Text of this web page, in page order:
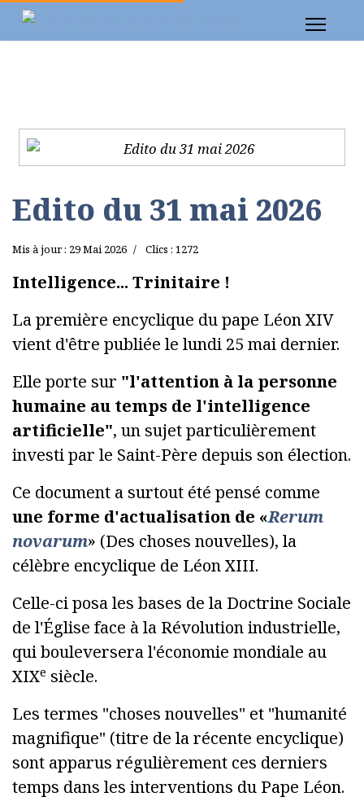
Edito du 31 mai 2026
Mis à jour : 29 Mai 2026 Clics : 1272
Intelligence... Trinitaire !
La première encyclique du pape Léon XIV
vient d'être publiée le lundi 25 mai dernier.
Elle porte sur "l'attention à la personne
humaine au temps de l'intelligence
artificielle", un sujet particulièrement
investi par le Saint-Père depuis son élection.
Ce document a surtout été pensé comme
une forme d'actualisation de «Rerum
novarum» (Des choses nouvelles), la
célèbre encyclique de Léon XIII.
Celle-ci posa les bases de la Doctrine Sociale
de l'Église face à la Révolution industrielle,
qui bouleversera l'économie mondiale au
XIXe siècle.
Les termes "choses nouvelles" et "humanité
magnifique" (titre de la récente encyclique)
sont apparus régulièrement ces derniers
temps dans les interventions du Pape Léon.